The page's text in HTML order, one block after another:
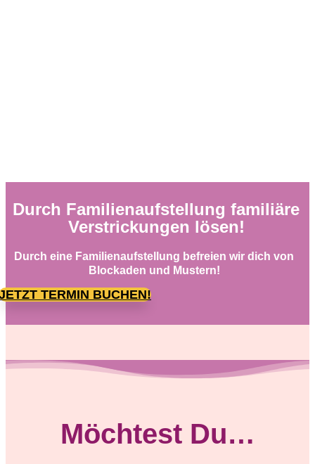
Durch Familienaufstellung familiäre
Verstrickungen lösen!
Durch eine Familienaufstellung befreien wir dich von
Blockaden und Mustern!
TERMIN BUCHEN!
Möchtest Du…